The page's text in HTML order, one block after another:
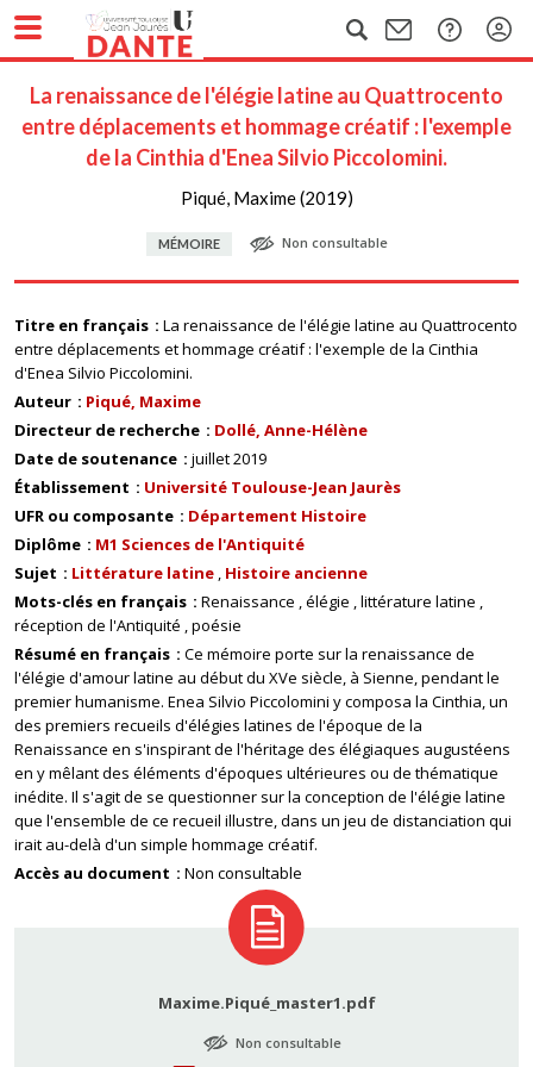
La renaissance de l'élégie latine au Quattrocento
entre déplacements et hommage créatif : l'exemple
de la Cinthia d'Enea Silvio Piccolomini.
Piqué, Maxime (2019)
MÉMOIRE Non consultable
Titre en français
La renaissance de l'élégie latine au Quattrocento
entre déplacements et hommage créatif : l'exemple de la Cinthia
d'Enea Silvio Piccolomini.
Auteur
Piqué, Maxime
Directeur de recherche
Dollé, Anne-Hélène
Date de soutenance
juillet 2019
Établissement
Université Toulouse-Jean Jaurès
UFR ou composante
Département Histoire
Diplôme
M1 Sciences de l'Antiquité
Sujet
Littérature latine Histoire ancienne
Mots-clés en français
Renaissance élégie littérature latine
réception de l'Antiquité poésie
Résumé en français
Ce mémoire porte sur la renaissance de
l'élégie d'amour latine au début du XVe siècle, à Sienne, pendant le
premier humanisme. Enea Silvio Piccolomini y composa la Cinthia, un
des premiers recueils d'élégies latines de l'époque de la
Renaissance en s'inspirant de l'héritage des élégiaques augustéens
en y mêlant des éléments d'époques ultérieures ou de thématique
inédite. Il s'agit de se questionner sur la conception de l'élégie latine
que l'ensemble de ce recueil illustre, dans un jeu de distanciation qui
irait au-delà d'un simple hommage créatif.
Accès au document
Non consultable
Maxime.Piqué_master1.pdf
Non consultable